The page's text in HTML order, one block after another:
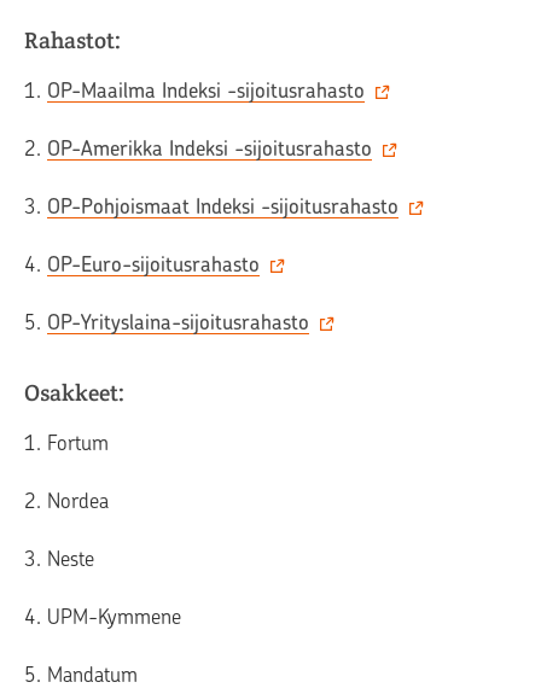
Rahastot:
1. OP-Maailma Indeksi -sijoitusrahasto
2. OP-Amerikka Indeksi -sijoitusrahasto
3. OP-Pohjoismaat Indeksi -sijoitusrahasto
4. OP-Euro-sijoitusrahasto
5. OP-Yrityslaina-sijoitusrahasto
Osakkeet:
1. Fortum
2. Nordea
3. Neste
4. UPM-Kymmene
5. Mandatum